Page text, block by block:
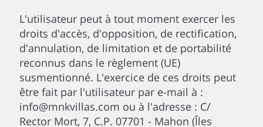
L'utilisateur peut à tout moment exercer les
droits d'accès, d'opposition, de rectification,
d'annulation, de limitation et de portabilité
reconnus dans le règlement (UE)
susmentionné. L'exercice de ces droits peut
être fait par l'utilisateur par e-mail à :
info@mnkvillas.com ou à l'adresse : C/
Rector Mort, 7, C.P. 07701 - Mahon (Îles